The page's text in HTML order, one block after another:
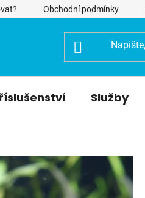
Obchodní podmínky
Služby